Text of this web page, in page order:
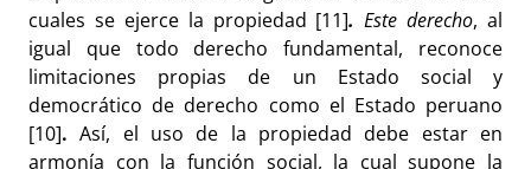
cuales se ejerce la propiedad [11]. Este derecho, al
igual que todo derecho fundamental, reconoce
limitaciones propias de un Estado social y
democrático de derecho como el Estado peruano
[10]. Así, el uso de la propiedad debe estar en
armonía con la función social, la cual supone la